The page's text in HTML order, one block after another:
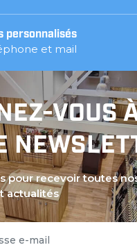
personnalisés
et mail
VOUS
pour recevoir toutes
actualités